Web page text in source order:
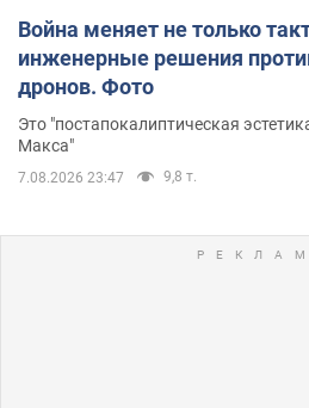
Война меняет не только
инженерные решения
дронов. Фото
Это "постапокалиптическая
Макса"
7.08.2026 23:47 9,8 т.